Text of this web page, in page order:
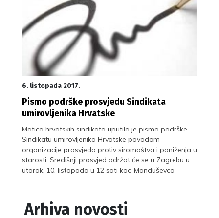
6. listopada 2017.
Pismo podrške prosvjedu Sindikata
umirovljenika Hrvatske
Matica hrvatskih sindikata uputila je pismo podrške
Sindikatu umirovljenika Hrvatske povodom
organizacije prosvjeda protiv siromaštva i poniženja u
starosti. Središnji prosvjed održat će se u Zagrebu u
utorak, 10. listopada u 12 sati kod Manduševca.
Arhiva novosti